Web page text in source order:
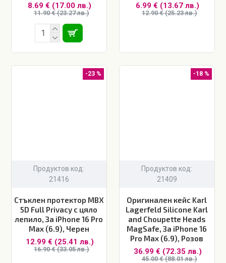
8.69 € (17.00 лв.)
11.90 € (23.27 лв.)
6.99 € (13.67 лв.)
12.90 € (25.23 лв.)
-23 %
Продуктов код:
21416
Стъклен протектор MBX
5D Full Privacy с цяло
лепило, За iPhone 16 Pro
Max (6.9), Черен
12.99 € (25.41 лв.)
16.90 € (33.05 лв.)
-18 %
Продуктов код:
21409
Оригинален кейс Karl
Lagerfeld Silicone Karl
and Choupette Heads
MagSafe, За iPhone 16
Pro Max (6.9), Розов
36.99 € (72.35 лв.)
45.00 € (88.01 лв.)